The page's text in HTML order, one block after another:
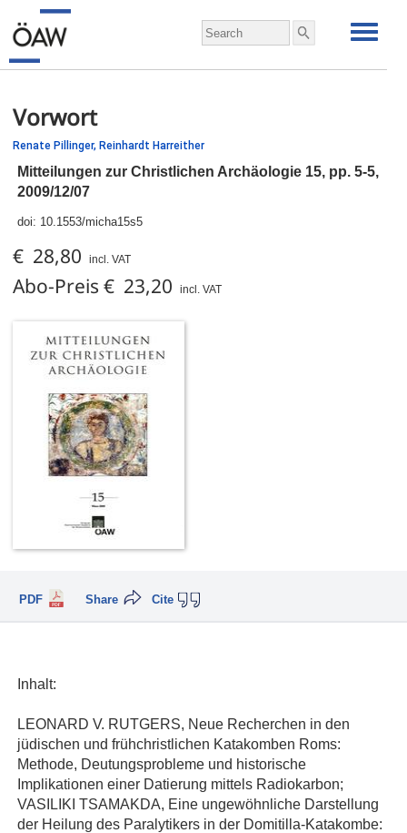
Vorwort
Renate Pillinger, Reinhardt Harreither
Mitteilungen zur Christlichen Archäologie 15, pp. 5-5,
2009/12/07
doi: 10.1553/micha15s5
€ 28,80 incl. VAT
Abo-Preis € 23,20 incl. VAT
PDF Cite
Share
Inhalt:
LEONARD V. RUTGERS, Neue Recherchen in den
jüdischen und frühchristlichen Katakomben Roms:
Methode, Deutungsprobleme und historische
Implikationen einer Datierung mittels Radiokarbon;
VASILIKI TSAMAKDA, Eine ungewöhnliche Darstellung
der Heilung des Paralytikers in der Domitilla-Katakombe: